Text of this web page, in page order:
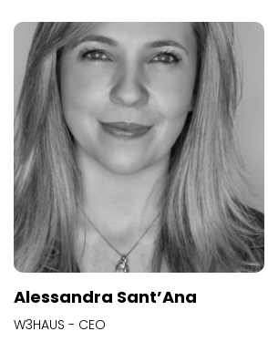
Alessandra Sant’Ana
W3HAUS - CEO